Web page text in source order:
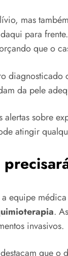
mas
para
que o
da pele
alertas sobre
atingir
equipe
.
invasivos.
que o